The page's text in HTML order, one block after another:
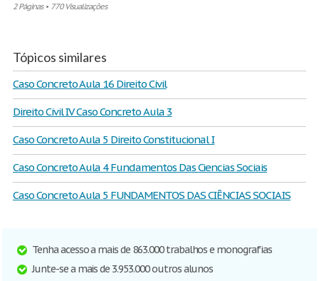
2 Páginas• 770 Visualizações
Tópicos similares
Caso Concreto Aula 16 Direito Civil
Direito Civil IV Caso Concreto Aula 3
Caso Concreto Aula 5 Direito Constitucional I
Caso Concreto Aula 4 Fundamentos Das Ciencias Sociais
Caso Concreto Aula 5 FUNDAMENTOS DAS CIÊNCIAS SOCIAIS
Tenha acesso a mais de 863.000 trabalhos e monografias
Junte-se a mais de 3.953.000 outros alunos